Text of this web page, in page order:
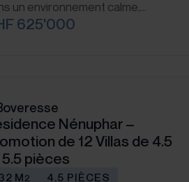
un environnement calme,…
625'000
Nénuphar –
de 12 Villas de 4.5
pièces
M2
4.5 PIÈCES